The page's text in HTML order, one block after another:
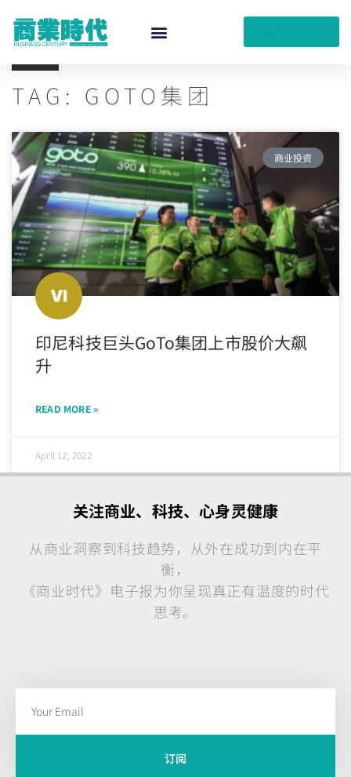
TAG: GOTO集团
商业投资
印尼科技巨头GoTo集团上市股价大飙
升
READ MORE »
April 12, 2022
关注商业、科技、心身灵健康
从商业洞察到科技趋势，从外在成功到内在平
衡，
《商业时代》电子报为你呈现真正有温度的时代
思考。
订阅